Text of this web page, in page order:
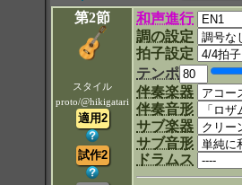
第2節
スタイル
proto/@hikigatari
和声進行
調の設定
拍子設定
テンポ
伴奏楽器
伴奏音形
サブ楽器
サブ音形
ドラムス